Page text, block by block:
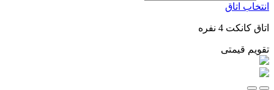
انتخاب اتاق
اتاق کانکت 4 نفره
تقویم قیمتی